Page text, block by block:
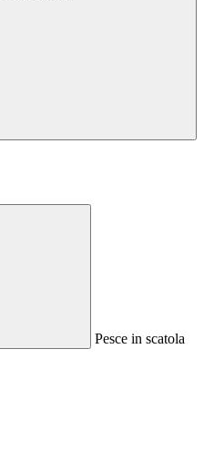
Pesce in scatola